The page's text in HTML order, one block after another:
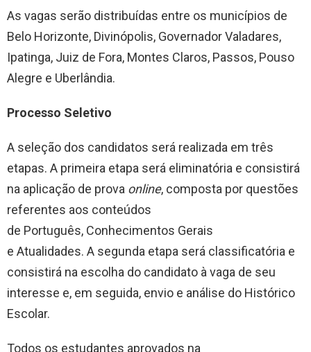
As vagas serão distribuídas entre os municípios de
Belo Horizonte, Divinópolis, Governador Valadares,
Ipatinga, Juiz de Fora, Montes Claros, Passos, Pouso
Alegre e Uberlândia.
Processo Seletivo
A seleção dos candidatos será realizada em três
etapas. A primeira etapa será eliminatória e consistirá
na aplicação de prova online, composta por questões
referentes aos conteúdos
de Português, Conhecimentos Gerais
e Atualidades. A segunda etapa será classificatória e
consistirá na escolha do candidato à vaga de seu
interesse e, em seguida, envio e análise do Histórico
Escolar.
Todos os estudantes aprovados na